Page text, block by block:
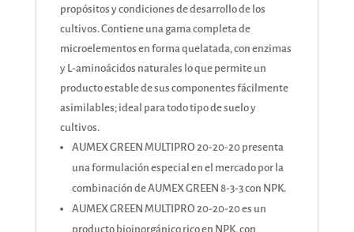
propósitos y condiciones de desarrollo de los
cultivos. Contiene una gama completa de
microelementos en forma quelatada, con enzimas
y L-aminoácidos naturales lo que permite un
producto estable de sus componentes fácilmente
asimilables; ideal para todo tipo de suelo y
cultivos.
AUMEX GREEN MULTIPRO 20-20-20 presenta
una formulación especial en el mercado por la
combinación de AUMEX GREEN 8-3-3 con NPK.
AUMEX GREEN MULTIPRO 20-20-20 es un
producto bioinorgánico rico en NPK, con